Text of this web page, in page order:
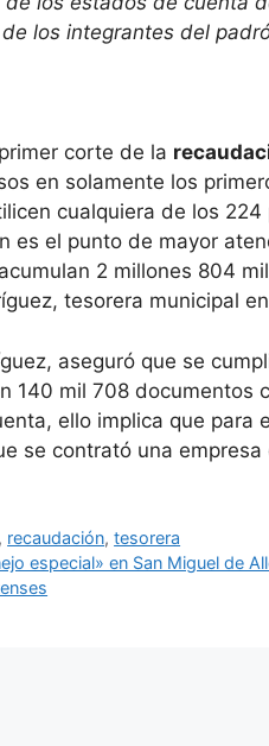
los integrantes del
corte de la
en solamente los
cualquiera de los
es el punto de mayor
acumulan 2 millones 804
tesorera municipal en
aseguró que se
140 mil 708 documentos
ello implica que para
se contrató una
, recaudación,tesorera
especial» en San Miguel de